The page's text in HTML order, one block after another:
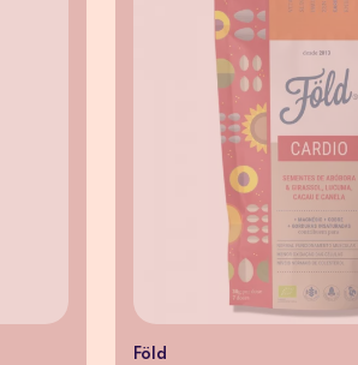
Föld